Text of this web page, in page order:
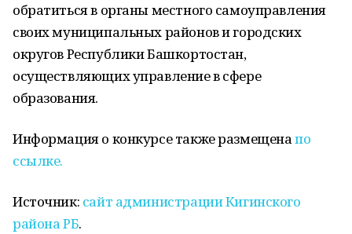
обратиться в органы местного самоуправления
своих муниципальных районов и городских
округов Республики Башкортостан,
осуществляющих управление в сфере
образования.
Информация о конкурсе также размещенапо
ссылке.
Источник: сайт администрации Кигинского
района РБ.